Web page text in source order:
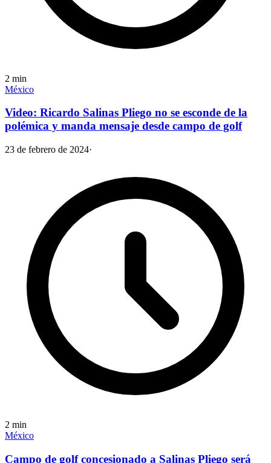
2 min
México
Video: Ricardo Salinas Pliego no se esconde de la
polémica y manda mensaje desde campo de golf
23 de febrero de 2024·
2 min
México
Campo de golf concesionado a Salinas Pliego será